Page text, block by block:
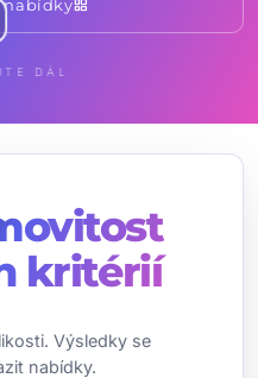
nabídkygrid_view
DÁL
kritérií
Výsledky se
nabídky.